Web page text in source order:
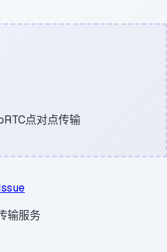
点对点传输
输服务